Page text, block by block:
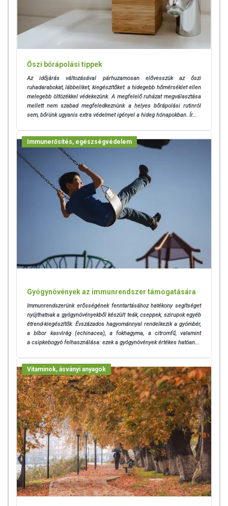
Őszi bőrápolási tippek
Az időjárás változásával párhuzamosan elővesszük az őszi
ruhadarabokat, lábbeliket, kiegészítőket: a hidegebb hőmérséklet ellen
melegebb öltözékkel védekezünk. A megfelelő ruházat megválasztása
mellett nem szabad megfeledkeznünk a helyes bőrápolási rutinról
sem, bőrünk ugyanis extra védelmet igényel a hideg hónapokban. Ír...
Immunerősítés, egészségvédelem
Gyógynövények az immunrendszer támogatására
Immunrendszerünk erősségének fenntartásához hatékony segítséget
nyújthatnak a gyógynövényekből készült teák, cseppek, szirupok egyéb
étrend-kiegészítők. Évszázados hagyománnyal rendelkezik a gyömbér,
a bíbor kasvirág (echinacea), a fokhagyma, a citromfű, valamint
a csipkebogyó felhasználása: ezek a gyógynövények értékes hatóan...
Vitaminok, ásványi anyagok